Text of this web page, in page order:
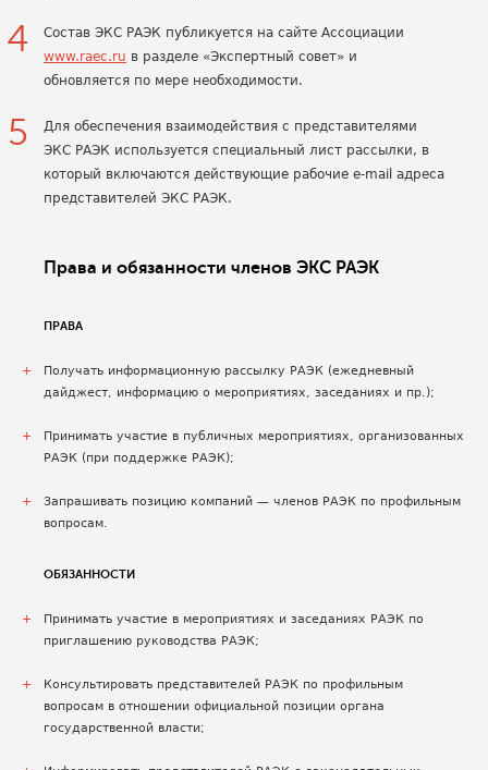
Состав ЭКС РАЭК публикуется на сайте Ассоциации
www.raec.ru в разделе «Экспертный совет» и
обновляется по мере необходимости.
Для обеспечения взаимодействия с представителями
ЭКС РАЭК используется специальный лист рассылки, в
который включаются действующие рабочие e-mail адреса
представителей ЭКС РАЭК.
Права и обязанности членов ЭКС РАЭК
ПРАВА
Получать информационную рассылку РАЭК (ежедневный
дайджест, информацию о мероприятиях, заседаниях и пр.);
Принимать участие в публичных мероприятиях, организованных
РАЭК (при поддержке РАЭК);
Запрашивать позицию компаний — членов РАЭК по профильным
вопросам.
ОБЯЗАННОСТИ
Принимать участие в мероприятиях и заседаниях РАЭК по
приглашению руководства РАЭК;
Консультировать представителей РАЭК по профильным
вопросам в отношении официальной позиции органа
государственной власти;